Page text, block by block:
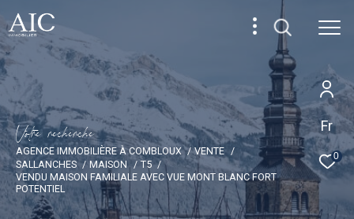
Fr
0
Votre recherche
AGENCE IMMOBILIÈRE À COMBLOUX
VENTE
SALLANCHES
MAISON
T5
VENDU MAISON FAMILIALE AVEC VUE MONT BLANC FORT
POTENTIEL